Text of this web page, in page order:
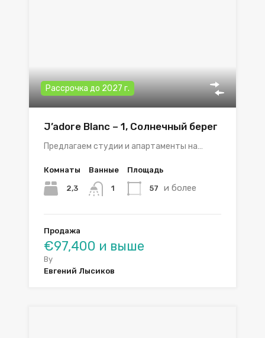
Рассрочка до 2027 г.
J’adore Blanc – 1, Солнечный берег
Предлагаем студии и апартаменты на…
Комнаты
2,3
Ванные
1
Площадь
57 и более
Продажа
€97,400 и выше
By
Евгений Лысиков